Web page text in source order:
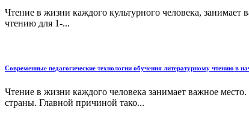
Чтение в жизни каждого культурного человека,
чтению для 1-...
Современные педагогические технологии обучения литературному чтению в
Чтение в жизни каждого человека занимает важное
страны. Главной причиной тако...